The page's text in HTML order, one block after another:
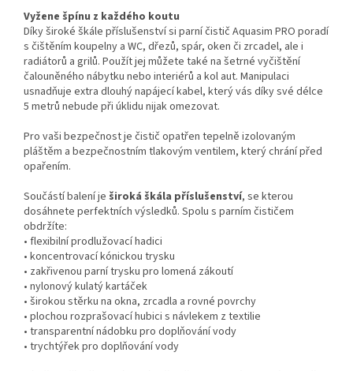
Vyžene špínu z každého koutu
Díky široké škále příslušenství si parní čistič Aquasim PRO poradí
s čištěním koupelny a WC, dřezů, spár, oken či zrcadel, ale i
radiátorů a grilů. Použít jej můžete také na šetrné vyčištění
čalouněného nábytku nebo interiérů a kol aut. Manipulaci
usnadňuje extra dlouhý napájecí kabel, který vás díky své délce
5 metrů nebude při úklidu nijak omezovat.
Pro vaši bezpečnost je čistič opatřen tepelně izolovaným
pláštěm a bezpečnostním tlakovým ventilem, který chrání před
opařením.
Součástí balení je široká škála příslušenství, se kterou
dosáhnete perfektních výsledků. Spolu s parním čističem
obdržíte:
• flexibilní prodlužovací hadici
• koncentrovací kónickou trysku
• zakřivenou parní trysku pro lomená zákoutí
• nylonový kulatý kartáček
• širokou stěrku na okna, zrcadla a rovné povrchy
• plochou rozprašovací hubici s návlekem z textilie
• transparentní nádobku pro doplňování vody
• trychtýřek pro doplňování vody